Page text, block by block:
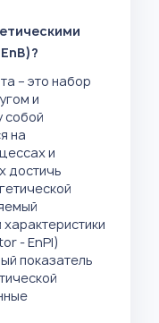
– это набор
и
собой
на
и
достичь
- EnPI)
показатель